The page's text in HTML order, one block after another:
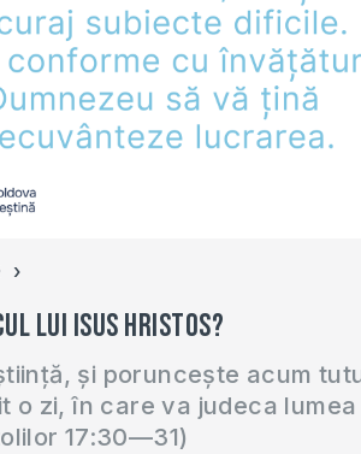
›
lui Isus Hristos?
și poruncește acum
o zi, în care va judeca
17:30—31)